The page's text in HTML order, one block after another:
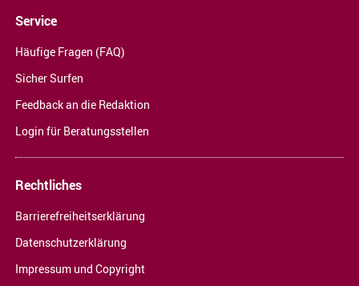
Service
Häufige Fragen (FAQ)
Sicher Surfen
Feedback an die Redaktion
Login für Beratungsstellen
Rechtliches
Barrierefreiheitserklärung
Datenschutzerklärung
Impressum und Copyright